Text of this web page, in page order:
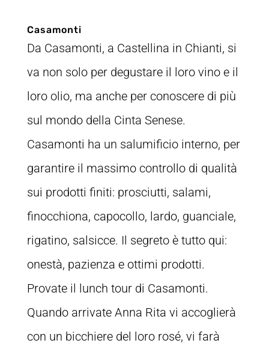
Casamonti
Da Casamonti, a Castellina in Chianti, si
va non solo per degustare il loro vino e il
loro olio, ma anche per conoscere di più
sul mondo della Cinta Senese.
Casamonti ha un salumificio interno, per
garantire il massimo controllo di qualità
sui prodotti finiti: prosciutti, salami,
finocchiona, capocollo, lardo, guanciale,
rigatino, salsicce. Il segreto è tutto qui:
onestà, pazienza e ottimi prodotti.
Provate il lunch tour di Casamonti.
Quando arrivate Anna Rita vi accoglierà
con un bicchiere del loro rosé, vi farà